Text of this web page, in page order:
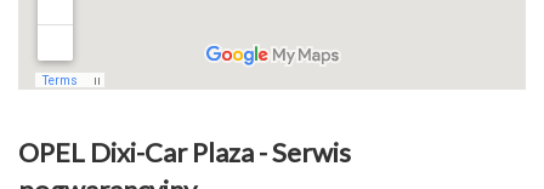
OPEL Dixi-Car Plaza - Serwis